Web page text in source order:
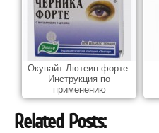
Окувайт Лютеин форте.
Инструкция по
применению
Related Posts: